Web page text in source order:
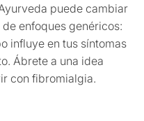
puede cambiar
enfoques genéricos:
influye en tus síntomas
Ábrete a una idea
con fibromialgia.